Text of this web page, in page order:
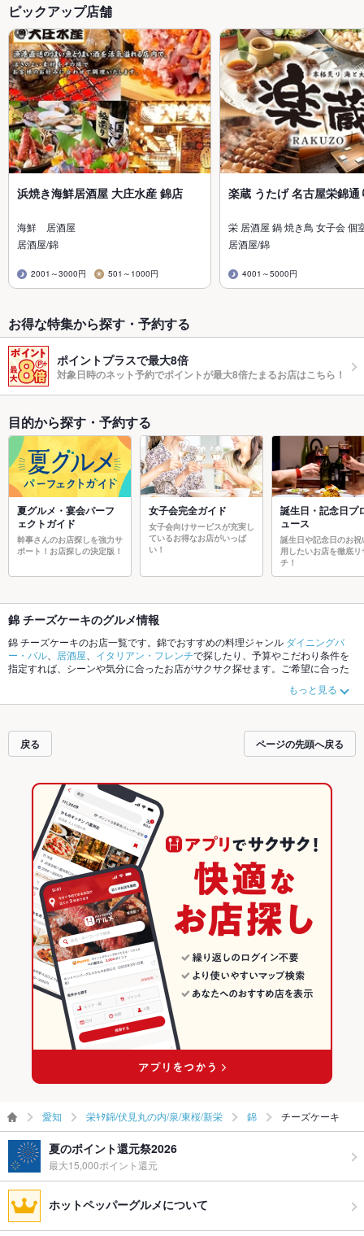
ピックアップ店舗
浜焼き海鮮居酒屋 大庄水産 錦店
海鮮 居酒屋
居酒屋/錦
2001～3000円 501～1000円
楽蔵 うたげ 名古屋栄錦通
栄 居酒屋 鍋 焼き鳥 女子会 個
居酒屋/錦
4001～5000円
お得な特集から探す・予約する
ポイントプラスで最大8倍
対象日時のネット予約でポイントが最大8倍たまるお店はこちら！
目的から探す・予約する
夏グルメ・宴会パーフ
ェクトガイド
幹事さんのお店探しを強力サ
ポート！お店探しの決定版！
女子会完全ガイド
女子会向けサービスが充実し
ているお得なお店がいっぱ
い！
誕生日・記念日プ
ュース
誕生日や記念日のお祝
用したいお店を徹底リ
チ！
錦 チーズケーキのグルメ情報
錦 チーズケーキのお店一覧です。錦でおすすめの料理ジャンル ダイニングバ
ー・バル
居酒屋 イタリアン・フレンチで探したり、予算やこだわり条件を
指定すれば、シーンや気分に合ったお店がサクサク探せます。ご希望に合った
てください。ホットペッパーグルメなら、お得なクーポンはもちろん、こだわ
りメニューからあげ、お茶漬け、手羽先や季節のおすすめ料理など、お店の最
るお店も拡大中です。友達どうしの飲み会にも、会社の宴会にも、デートやパ
ーティーにもお得に便利にホットペッパーグルメをご利用ください。
もっと見る
戻る ページの先頭へ戻る
愛知 栄ｷﾀ錦/伏見丸の内/泉/東桜/新栄 錦 チーズケーキ
夏のポイント還元祭2026
最大15,000ポイント還元
ホットペッパーグルメについて